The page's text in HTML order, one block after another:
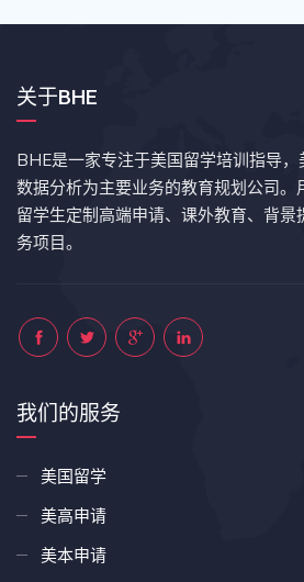
关于BHE
BHE是一家专注于美国留学培训指导
数据分析为主要业务的教育规划公司。
留学生定制高端申请、课外教育、背景
务项目。
我们的服务
美国留学
美高申请
美本申请